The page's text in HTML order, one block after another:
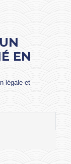
EN
légale et